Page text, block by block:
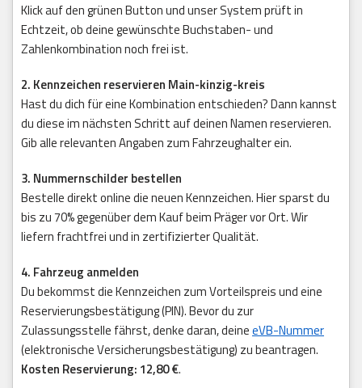
Klick auf den grünen Button und unser System prüft in
Echtzeit, ob deine gewünschte Buchstaben- und
Zahlenkombination noch frei ist.
2. Kennzeichen reservieren Main-kinzig-kreis
Hast du dich für eine Kombination entschieden? Dann kannst
du diese im nächsten Schritt auf deinen Namen reservieren.
Gib alle relevanten Angaben zum Fahrzeughalter ein.
3. Nummernschilder bestellen
Bestelle direkt online die neuen Kennzeichen. Hier sparst du
bis zu 70% gegenüber dem Kauf beim Präger vor Ort. Wir
liefern frachtfrei und in zertifizierter Qualität.
4. Fahrzeug anmelden
Du bekommst die Kennzeichen zum Vorteilspreis und eine
Reservierungsbestätigung (PIN). Bevor du zur
Zulassungsstelle fährst, denke daran, deineeVB-Nummer
(elektronische Versicherungsbestätigung) zu beantragen.
Kosten Reservierung: 12,80 €.